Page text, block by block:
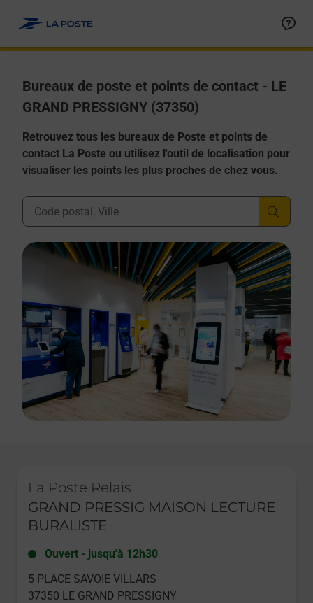
Bureaux de poste et points de contact - LE
GRAND PRESSIGNY (37350)
Retrouvez tous les bureaux de Poste et points de
contact La Poste ou utilisez l'outil de localisation pour
visualiser les points les plus proches de chez vous.
Ville, Département, Code Postal
La Poste Relais
GRAND PRESSIG MAISON LECTURE
BURALISTE
Ouvert - jusqu'à 12h30
5 PLACE SAVOIE VILLARS
37350 LE GRAND PRESSIGNY